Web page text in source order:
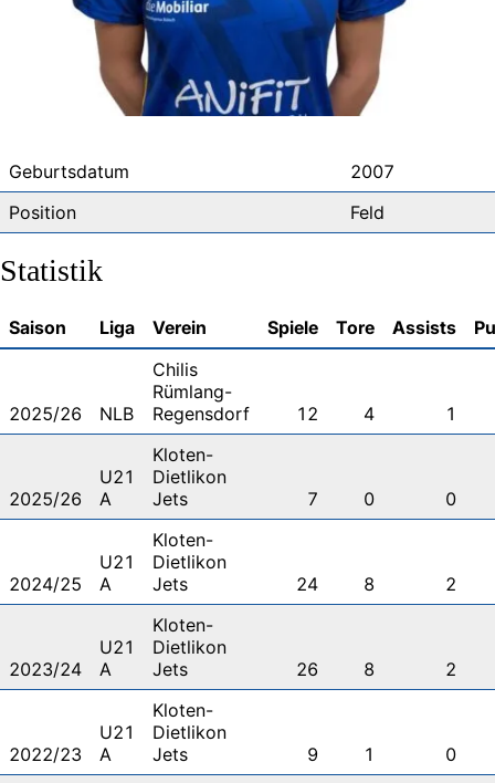
Geburtsdatum
2007
Position
Feld
Statistik
Saison Liga Verein Spiele Tore Assists
2025/26 NLB
Chilis
Rümlang-
Regensdorf
12 4 1
2025/26
U21
A
Kloten-
Dietlikon
Jets
7 0 0
2024/25
U21
A
Kloten-
Dietlikon
Jets
24 8 2
2023/24
U21
A
Kloten-
Dietlikon
Jets
26 8 2
2022/23
U21
A
Kloten-
Dietlikon
Jets
9 1 0